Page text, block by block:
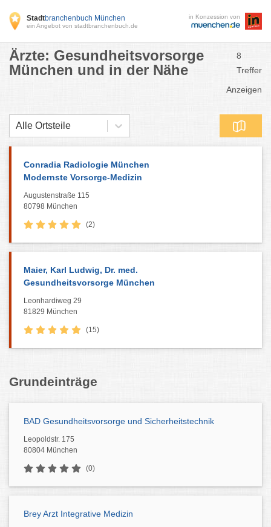
Stadtbranchenbuch München
ein Angebot von stadtbranchenbuch.de
in Konzession von
Ärzte: Gesundheitsvorsorge
München und in der Nähe
8
Treffer
Anzeigen
Alle Ortsteile
Conradia Radiologie München
Modernste Vorsorge-Medizin
Augustenstraße 115
80798 München
(2)
Maier, Karl Ludwig, Dr. med.
Gesundheitsvorsorge München
Leonhardiweg 29
81829 München
(15)
Grundeinträge
BAD Gesundheitsvorsorge und Sicherheitstechnik
Leopoldstr. 175
80804 München
(0)
Brey Arzt Integrative Medizin